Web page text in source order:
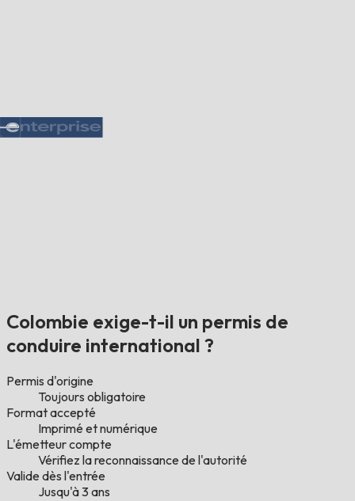
Colombie exige-t-il un permis de
conduire international ?
Permis d'origine
Toujours obligatoire
Format accepté
Imprimé et numérique
L'émetteur compte
Vérifiez la reconnaissance de l'autorité
Valide dès l'entrée
Jusqu'à 3 ans